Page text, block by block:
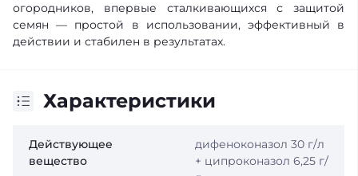
огородников, впервые сталкивающихся с защитой
семян — простой в использовании, эффективный в
действии и стабилен в результатах.
Характеристики
Действующее
вещество
дифеноконазол 30 г/л
+ ципроконазол 6,25 г/